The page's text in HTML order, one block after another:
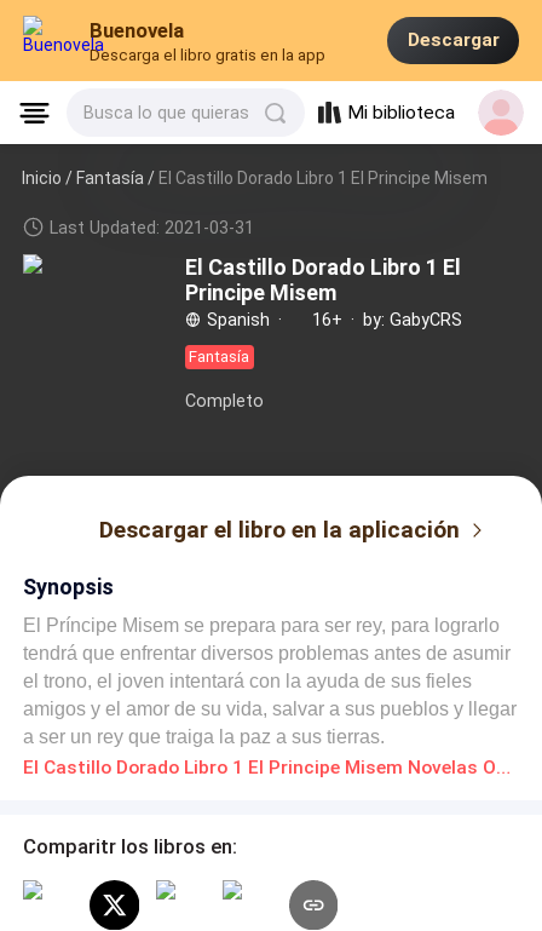
Buenovela
Descarga el libro gratis en la app
Descargar
Busca lo que quieras Mi biblioteca
Inicio /Fantasía / El Castillo Dorado Libro 1 El Principe Misem
Last Updated: 2021-03-31
El Castillo Dorado Libro 1 El
Principe Misem
Spanish · 16+ · by: GabyCRS
Fantasía
Completo
Descargar el libro en la aplicación
Synopsis
El Príncipe Misem se prepara para ser rey, para lograrlo
tendrá que enfrentar diversos problemas antes de asumir
el trono, el joven intentará con la ayuda de sus fieles
amigos y el amor de su vida, salvar a sus pueblos y llegar
a ser un rey que traiga la paz a sus tierras.
El Castillo Dorado Libro 1 El Principe Misem Novelas Online Descarga gratuita de PDF
Comparitr los libros en: